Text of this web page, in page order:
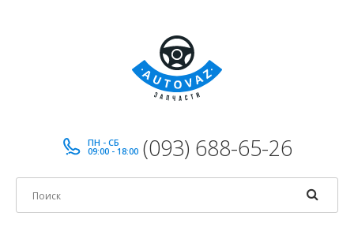
ПН - СБ
09:00 - 18:00 (093) 688-65-26